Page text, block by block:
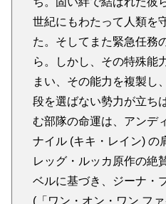
世紀にもわたって人類を
た。そしてまた緊急任務
ら。しかし、その特殊能
まい、その能力を複製し
段を選ばない勢力が立ち
む部隊の命運は、アンデ
ナイル (キキ・レイン) の
レッグ・ルッカ原作の絶
ベルに基づき、ジーナ・
(「ワン・オン・ワン ファ